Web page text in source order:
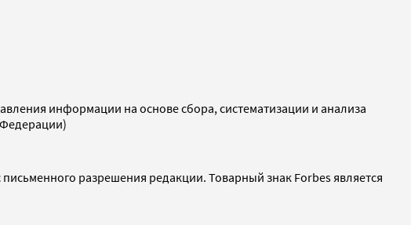
информации на основе сбора, систематизации и анализа
разрешения редакции. Товарный знак Forbes является